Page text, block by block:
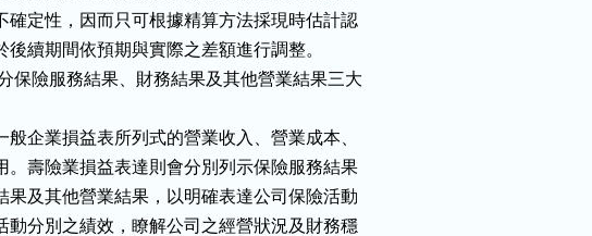
皆具不確定性，因而只可根據精算方法採現時估計認
並於後續期間依預期與實際之差額進行調整。
益拆分保險服務結果、財務結果及其他營業結果三大
於一般企業損益表所列式的營業收入、營業成本、
業費用。壽險業損益表達則會分別列示保險服務結果
財務結果及其他營業結果，以明確表達公司保險活動
投資活動分別之績效，瞭解公司之經營狀況及財務穩